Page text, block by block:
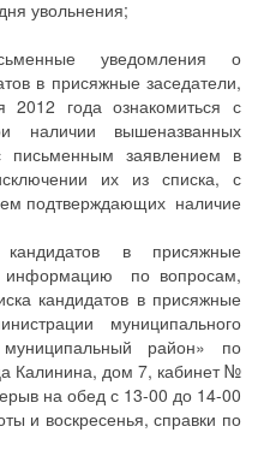
увольнения;
уведомления о
в присяжные заседатели,
года ознакомиться с
вышеназванных
письменным заявлением в
их из списка, с
подтверждающих наличие
в присяжные
информацию по вопросам,
кандидатов в присяжные
муниципального
муниципальный район» по
Калинина, дом 7, кабинет №
на обед с 13-00 до 14-00
и воскресенья, справки по